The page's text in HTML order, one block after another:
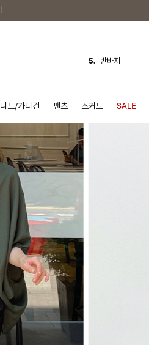
여름티
8. 셔츠
니트/가디건 팬츠 스커트 SALE